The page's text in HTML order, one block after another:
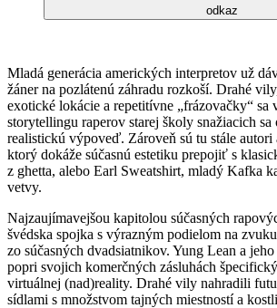
odkaz
Mladá generácia amerických interpretov už
žáner na pozlátenú záhradu rozkoší. Drahé
exotické lokácie a repetitívne „frázovačky“
storytellingu raperov starej školy snažiacich sa
realistickú výpoveď. Zároveň sú tu stále autori
ktorý dokáže súčasnú estetiku prepojiť s
z ghetta, alebo Earl Sweatshirt, mladý Kafka
vetvy.
Najzaujímavejšou kapitolou súčasných
švédska spojka s výrazným podielom na
zo súčasných dvadsiatnikov. Yung Lean a
popri svojich komerčných zásluhách
virtuálnej (nad)reality. Drahé vily nahradili
sídlami s množstvom tajných miestností a